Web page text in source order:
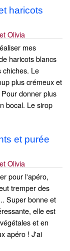
haricots
Olivia
mes
haricots blancs
chiches. Le
plus crémeux et
donner plus
bocal. Le sirop
et purée
Olivia
pour l'apéro,
tremper des
Super bonne et
elle est
et en
apéro ! J'ai